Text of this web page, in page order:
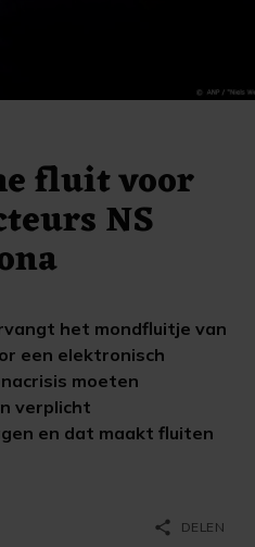
fluit voor
NS
het mondfluitje van
een elektronisch
moeten
verplicht
en dat maakt fluiten
share DELEN